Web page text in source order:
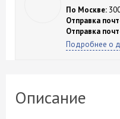
По Москве:
Отправка
Отправка
Подробнее о
Описание